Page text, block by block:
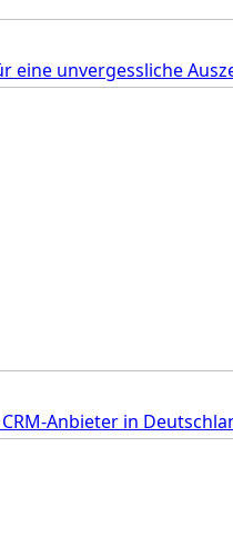
eine unvergessliche
Anbieter in